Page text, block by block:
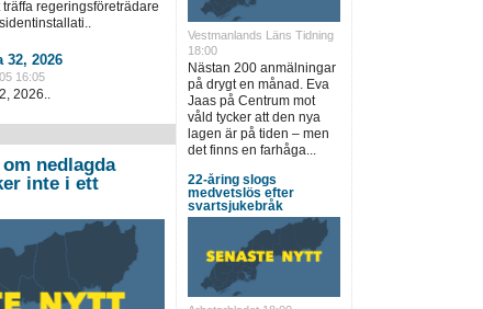
regeringsföreträdare
32, 2026
16:05
2026..
nedlagda
inte i ett
Vestmanlands Läns Tidning
18:00
Nästan 200 anmälningar
på drygt en månad. Eva
Jaas på Centrum mot
våld tycker att den nya
lagen är på tiden – men
det finns en farhåga...
22-åring slogs
medvetslös efter
svartsjukebråk